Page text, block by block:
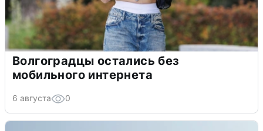
Волгоградцы остались без
мобильного интернета
6 августа 0